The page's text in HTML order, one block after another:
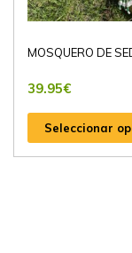
MOSQUERO DE
39.95€
Seleccionar